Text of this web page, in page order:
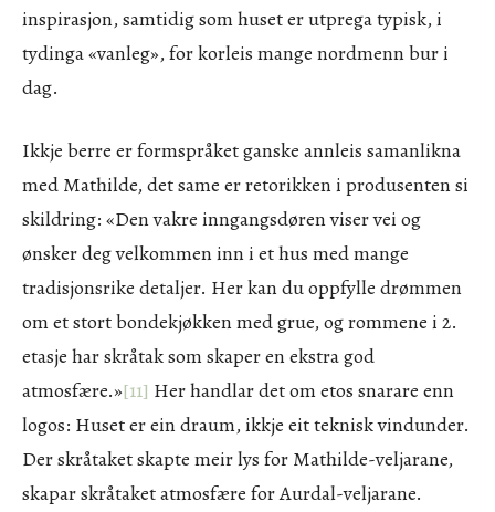
inspirasjon, samtidig som huset er utprega typisk, i
tydinga «vanleg», for korleis mange nordmenn bur i
dag.
Ikkje berre er formspråket ganske annleis samanlikna
med Mathilde, det same er retorikken i produsenten si
skildring: «Den vakre inngangsdøren viser vei og
ønsker deg velkommen inn i et hus med mange
tradisjonsrike detaljer. Her kan du oppfylle drømmen
om et stort bondekjøkken med grue, og rommene i 2.
etasje har skråtak som skaper en ekstra god
atmosfære.»[11] Her handlar det om etos snarare enn
logos: Huset er ein draum, ikkje eit teknisk vindunder.
Der skråtaket skapte meir lys for Mathilde-veljarane,
skapar skråtaket atmosfære for Aurdal-veljarane.